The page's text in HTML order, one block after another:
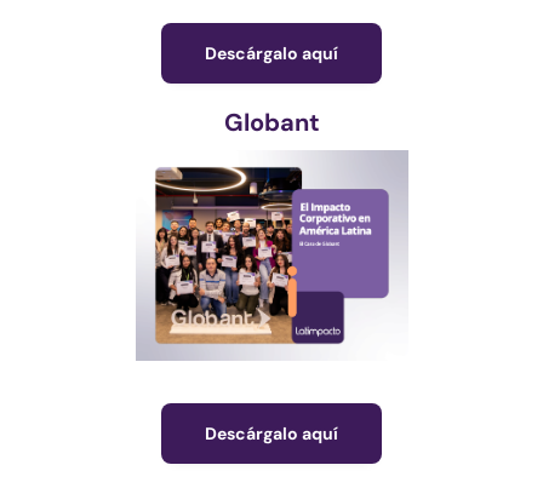
Descárgalo aquí
Globant
Descárgalo aquí